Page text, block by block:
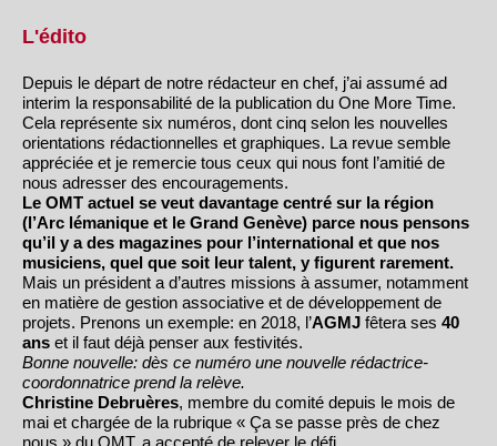
L'édito
Depuis le départ de notre rédacteur en chef, j’ai assumé ad
interim la responsabilité de la publication du One More Time.
Cela représente six numéros, dont cinq selon les nouvelles
orientations rédactionnelles et graphiques. La revue semble
appréciée et je remercie tous ceux qui nous font l’amitié de
nous adresser des encouragements.
Le OMT actuel se veut davantage centré sur la région
(l’Arc lémanique et le Grand Genève) parce nous pensons
qu’il y a des magazines pour l’international et que nos
musiciens, quel que soit leur talent, y figurent rarement.
Mais un président a d’autres missions à assumer, notamment
en matière de gestion associative et de développement de
projets. Prenons un exemple: en 2018, l’AGMJ fêtera ses 40
ans et il faut déjà penser aux festivités.
Bonne nouvelle: dès ce numéro une nouvelle rédactrice-
coordonnatrice prend la relève.
Christine Debruères, membre du comité depuis le mois de
mai et chargée de la rubrique « Ça se passe près de chez
nous » du OMT, a accepté de relever le défi.